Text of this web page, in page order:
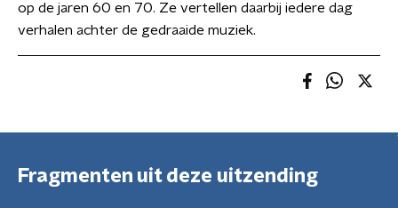
op de jaren 60 en 70. Ze vertellen daarbij iedere dag
verhalen achter de gedraaide muziek.
Fragmenten uit deze uitzending